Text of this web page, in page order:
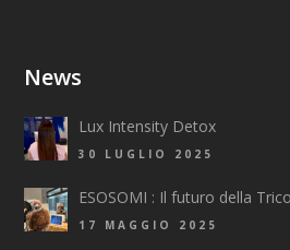
News
Lux Intensity Detox
30 LUGLIO 2025
ESOSOMI : Il futuro della
17 MAGGIO 2025